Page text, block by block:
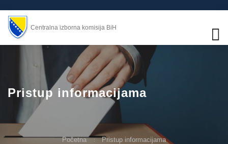
Centralna izborna komisija BiH
Pristup informacijama
Početna Pristup informacijama